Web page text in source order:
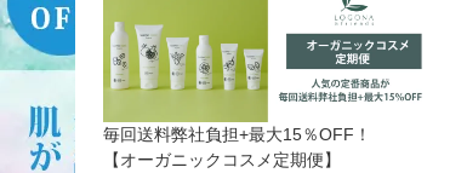
毎回送料弊社負担+最大15％OFF！
【オーガニックコスメ定期便】